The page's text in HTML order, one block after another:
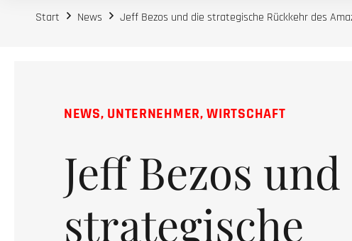
Start News Jeff Bezos und die strategische Rückkehr des
NEWS, UNTERNEHMER,WIRTSCHAFT
Jeff Bezos
strategische